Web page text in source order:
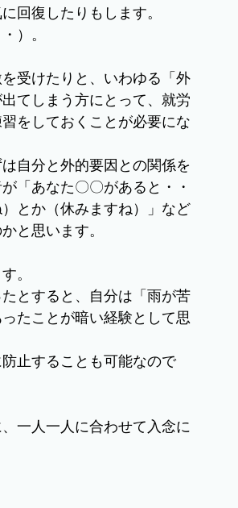
回復したりもします。
）。
受けたりと、いわゆる「外
てしまう方にとって、就労
をしておくことが必要にな
自分と外的要因との関係を
「あなた〇〇があると・・
とか（休みますね）」など
と思います。
。
とすると、自分は「雨が苦
たことが暗い経験として思
止することも可能なので
一人一人に合わせて入念に